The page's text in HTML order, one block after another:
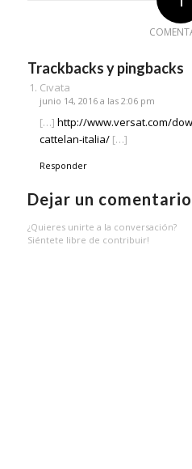
Trackbacks y pingbacks
Cıvata
junio 14, 2016 a las 2:06 pm
[…] http://www.versat.com/
cattelan-italia/[…]
Responder
Dejar un comentario
¿Quieres unirte a la conversación?
Siéntete libre de contribuir!